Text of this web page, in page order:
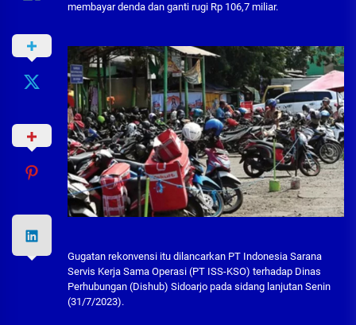
membayar denda dan ganti rugi Rp 106,7 miliar.
Gugatan rekonvensi itu dilancarkan PT Indonesia Sarana
Servis Kerja Sama Operasi (PT ISS-KSO) terhadap Dinas
Perhubungan (Dishub) Sidoarjo pada sidang lanjutan Senin
(31/7/2023).